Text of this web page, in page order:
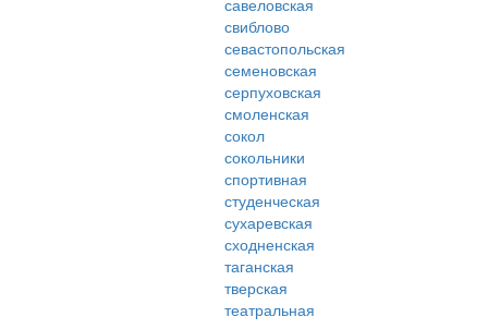
савеловская
свиблово
севастопольская
семеновская
серпуховская
смоленская
сокол
сокольники
спортивная
студенческая
сухаревская
сходненская
таганская
тверская
театральная